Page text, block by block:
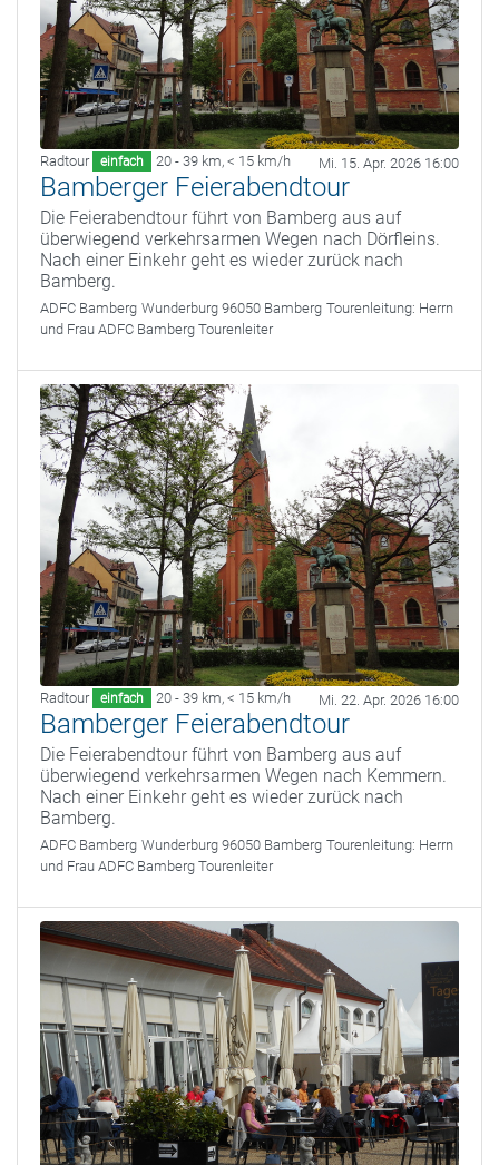
Radtour einfach 20 - 39 km, < 15 km/h Mi. 15. Apr. 2026 16:00
Bamberger Feierabendtour
Die Feierabendtour führt von Bamberg aus auf
überwiegend verkehrsarmen Wegen nach Dörfleins.
Nach einer Einkehr geht es wieder zurück nach
Bamberg.
ADFC Bamberg Wunderburg 96050 Bamberg Tourenleitung: Herrn
und Frau ADFC Bamberg Tourenleiter
Radtour einfach 20 - 39 km, < 15 km/h Mi. 22. Apr. 2026 16:00
Bamberger Feierabendtour
Die Feierabendtour führt von Bamberg aus auf
überwiegend verkehrsarmen Wegen nach Kemmern.
Nach einer Einkehr geht es wieder zurück nach
Bamberg.
ADFC Bamberg Wunderburg 96050 Bamberg Tourenleitung: Herrn
und Frau ADFC Bamberg Tourenleiter